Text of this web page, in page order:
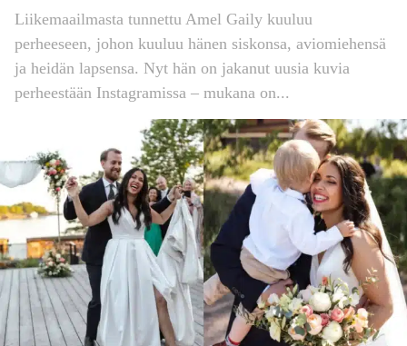
Liikemaailmasta tunnettu Amel Gaily kuuluu
perheeseen, johon kuuluu hänen siskonsa, aviomiehensä
ja heidän lapsensa. Nyt hän on jakanut uusia kuvia
perheestään Instagramissa – mukana on...